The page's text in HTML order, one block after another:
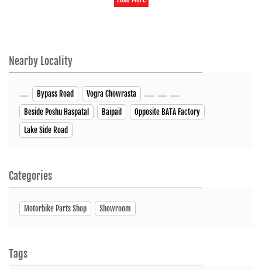
Nearby Locality
Bypass Road
Vogra Chowrasta
Beside Poshu Haspatal
Baipail
Opposite BATA Factory
Lake Side Road
Categories
Motorbike Parts Shop Showroom
Tags